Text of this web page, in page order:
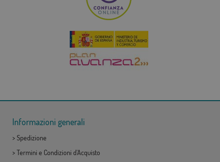
Informazioni generali
> Spedizione
> Termini e Condizioni d'Acquisto